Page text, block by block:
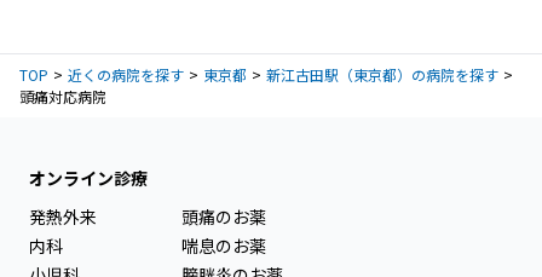
TOP 近くの病院を探す 東京都
新江古田駅（東京都）の病院を探す
頭痛対応病院
オンライン診療
発熱外来
内科
頭痛のお薬
喘息のお薬